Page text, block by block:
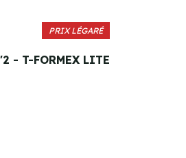
PRIX LÉGARÉ
- T-FORMEX LITE